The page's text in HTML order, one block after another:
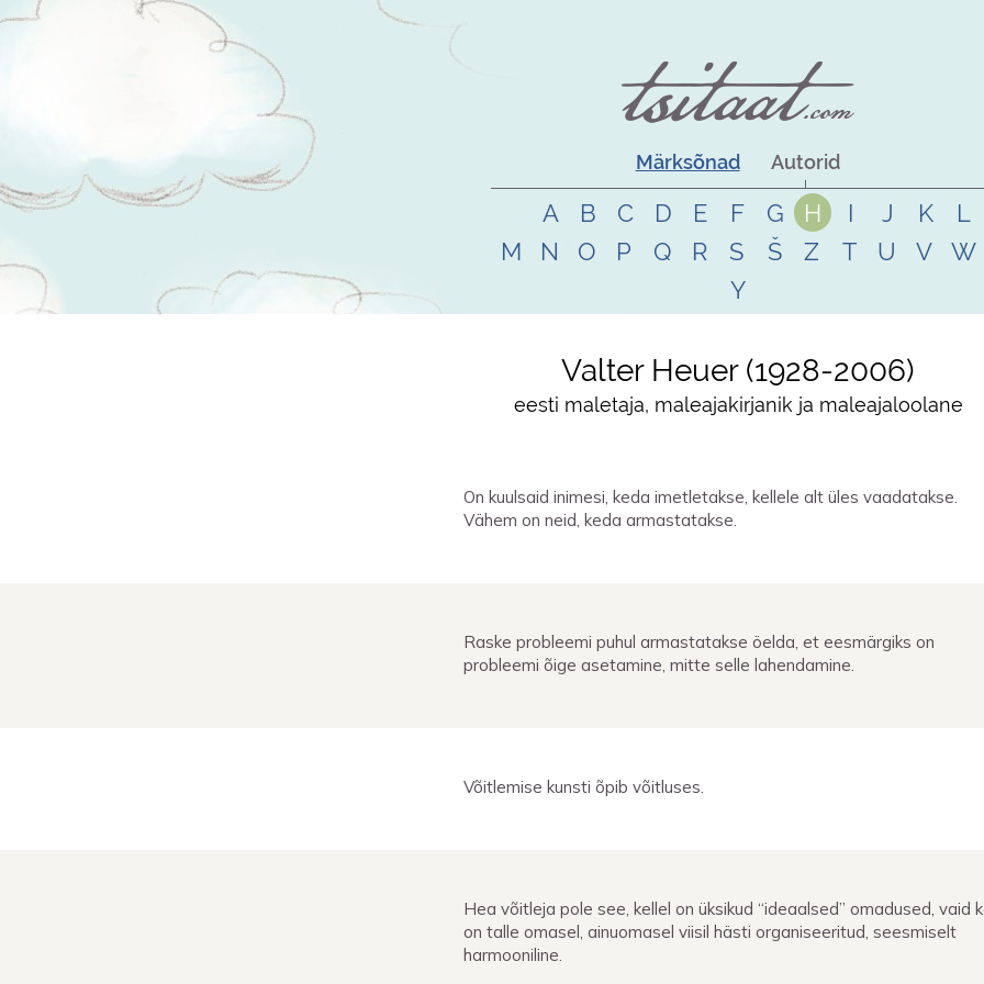
Märksõnad Autorid
A B C D E F G H I J K
L
M
N O P Q R S Š Z T U V
W
Y
Valter Heuer 1928-2006
eesti maletaja, maleajakirjanik ja maleajaloolane
On kuulsaid inimesi, keda imetletakse, kellele alt üles vaadatakse.
Vähem on neid, keda armastatakse.
Raske probleemi puhul armastatakse öelda, et eesmärgiks on
probleemi õige asetamine, mitte selle lahendamine.
Võitlemise kunsti õpib võitluses.
Hea võitleja pole see, kellel on üksikud “ideaalsed” omadused, vaid
on talle omasel, ainuomasel viisil hästi organiseeritud, seesmiselt
harmooniline.